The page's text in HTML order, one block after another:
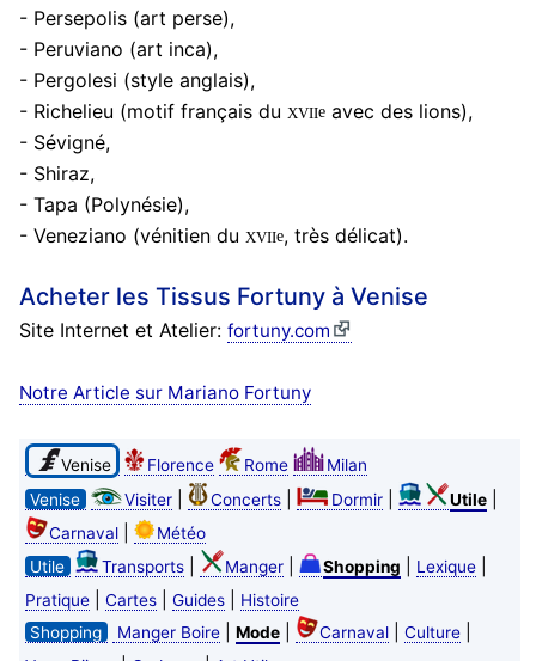
- Persepolis (art perse),
- Peruviano (art inca),
- Pergolesi (style anglais),
- Richelieu (motif français du xviieavec des lions),
- Sévigné,
- Shiraz,
- Tapa (Polynésie),
- Veneziano (vénitien du xviie, très délicat).
Acheter les Tissus Fortuny à Venise
Site Internet et Atelier: fortuny.com
Notre Article sur Mariano Fortuny
Venise Florence Rome
Milan
Venise
Visiter| Concerts| Dormir| Utile|
Carnaval|
Météo
Utile
Transports| Manger| Shopping Lexique|
Pratique| Cartes| Guides|
Histoire
Shopping
Manger Boire| Mode| Carnaval| Culture|